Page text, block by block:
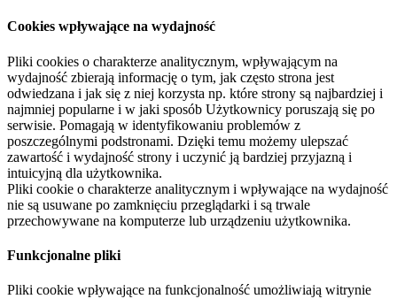
Cookies wpływające na wydajność
Pliki cookies o charakterze analitycznym, wpływającym na
wydajność zbierają informację o tym, jak często strona jest
odwiedzana i jak się z niej korzysta np. które strony są najbardziej i
najmniej popularne i w jaki sposób Użytkownicy poruszają się po
serwisie. Pomagają w identyfikowaniu problemów z
poszczególnymi podstronami. Dzięki temu możemy ulepszać
zawartość i wydajność strony i uczynić ją bardziej przyjazną i
intuicyjną dla użytkownika.
Pliki cookie o charakterze analitycznym i wpływające na wydajność
nie są usuwane po zamknięciu przeglądarki i są trwale
przechowywane na komputerze lub urządzeniu użytkownika.
Funkcjonalne pliki
Pliki cookie wpływające na funkcjonalność umożliwiają witrynie